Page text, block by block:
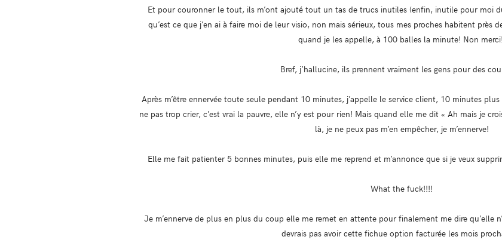
Et pour couronner le tout, ils m’ont ajouté tout un tas de trucs inutiles (enfin, inutile pour moi
qu’est ce que j’en ai à faire moi de leur visio, non mais sérieux, tous mes proches habitent près
quand je les appelle, à 100 balles la minute! Non
Bref, j’hallucine, ils prennent vraiment les gens pour des
Après m’être ennervée toute seule pendant 10 minutes, j’appelle le service client, 10 minutes
ne pas trop crier, c’est vrai la pauvre, elle n’y est pour rien! Mais quand elle me dit « Ah mais je
là, je ne peux pas m’en empêcher, je m’ennerve!
Elle me fait patienter 5 bonnes minutes, puis elle me reprend et m’annonce que si je veux
What the fuck!!!!
Je m’ennerve de plus en plus du coup elle me remet en attente pour finalement me dire qu’elle
devrais pas avoir cette fichue option facturée les mois